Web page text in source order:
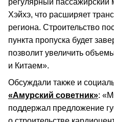
регулярный
Хэйхэ, что расширяет
региона. Строительство
пункта пропуска будет
позволит увеличить
и Китаем».
Обсуждали также и
«Амурский советник»:
поддержал предложение